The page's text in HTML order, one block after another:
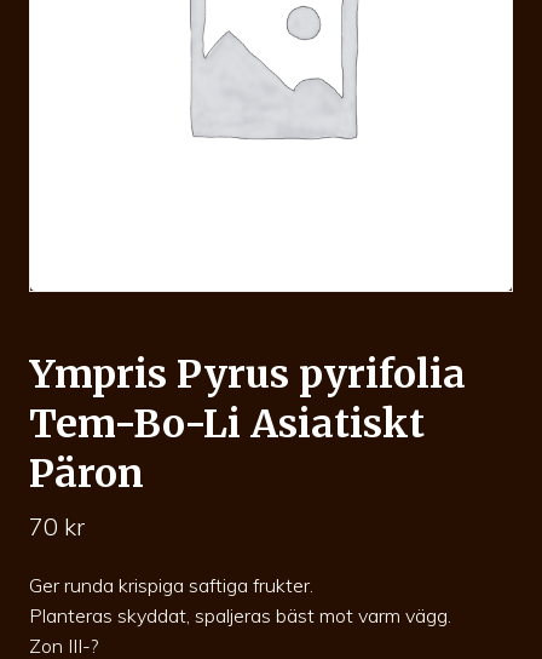
Ympris Pyrus pyrifolia
Tem-Bo-Li Asiatiskt
Päron
70 kr
Ger runda krispiga saftiga frukter.
Planteras skyddat, spaljeras bäst mot varm vägg.
Zon III-?